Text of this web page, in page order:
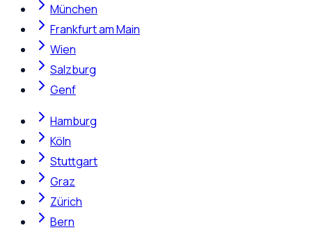
München
Frankfurt am Main
Wien
Salzburg
Genf
Hamburg
Köln
Stuttgart
Graz
Zürich
Bern